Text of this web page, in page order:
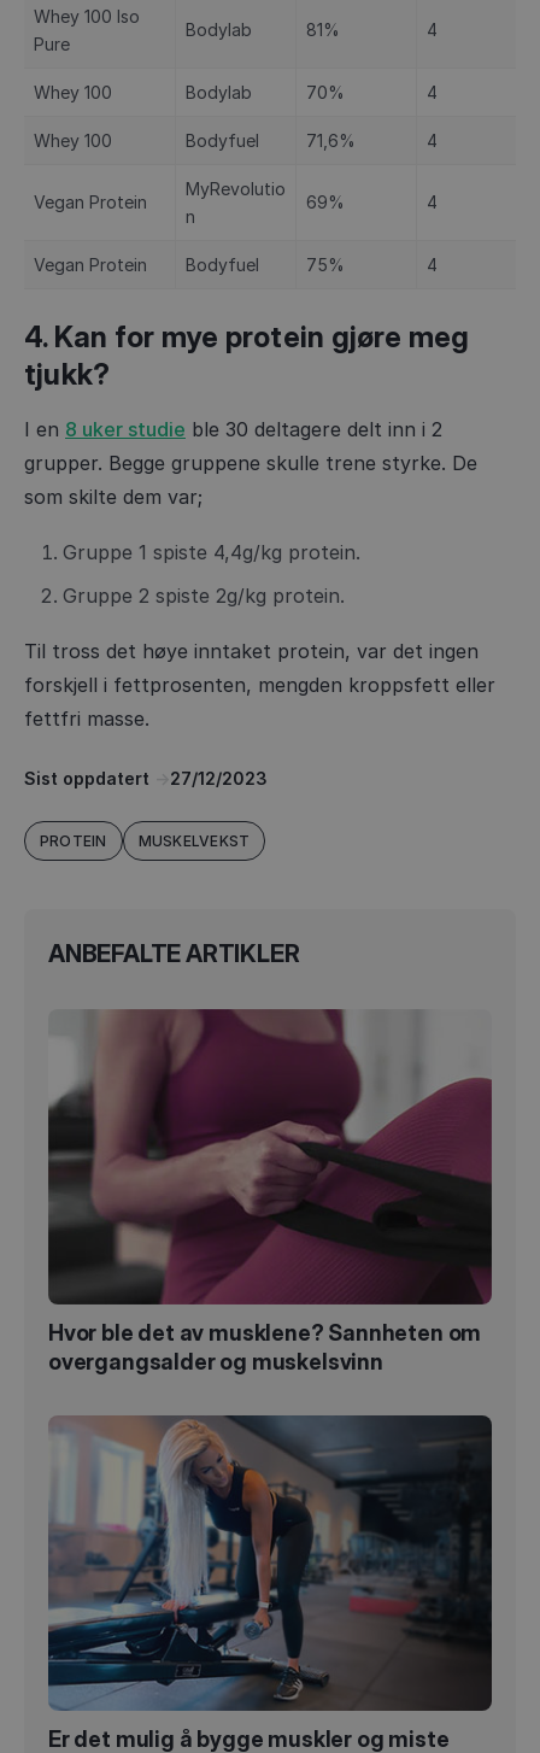
Whey 100 Iso
Pure
Bodylab 81% 4
Whey 100 Bodylab 70% 4
Whey 100 Bodyfuel 71,6% 4
Vegan Protein
MyRevolutio
n
69% 4
Vegan Protein Bodyfuel 75% 4
4. Kan for mye protein gjøre meg
tjukk?
I en 8 uker studie ble 30 deltagere delt inn i 2
grupper. Begge gruppene skulle trene styrke. De
som skilte dem var;
Gruppe 1 spiste 4,4g/kg protein.
Gruppe 2 spiste 2g/kg protein.
Til tross det høye inntaket protein, var det ingen
forskjell i fettprosenten, mengden kroppsfett eller
fettfri masse.
Sist oppdatert 27/12/2023
PROTEIN MUSKELVEKST
ANBEFALTE ARTIKLER
Hvor ble det av musklene? Sannheten om
overgangsalder og muskelsvinn
Er det mulig å bygge muskler og miste